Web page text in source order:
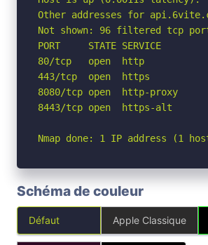
Other addresses for
Not shown: 96 filtered tcp
PORT     STATE SERVICE
80/tcp   open  http
443/tcp  open  https
8080/tcp open  http-proxy
8443/tcp open  https-alt
Nmap done: 1 IP address (1
Schéma de couleur
Défaut Apple Classique